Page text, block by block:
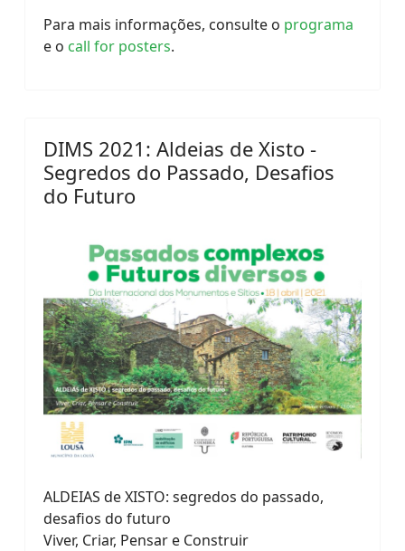
Para mais informações, consulte o programa
e o call for posters.
DIMS 2021: Aldeias de Xisto -
Segredos do Passado, Desafios
do Futuro
ALDEIAS de XISTO: segredos do passado,
desafios do futuro
Viver, Criar, Pensar e Construir